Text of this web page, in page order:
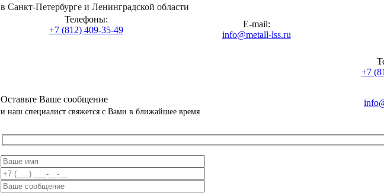
в Санкт-Петербурге и Ленинградской области
Телефоны:
+7 (812) 409-35-49
E-mail:
info@metall-lss.ru
+7
Оставьте Ваше сообщение
и наш специалист свяжется с Вами в ближайшее время